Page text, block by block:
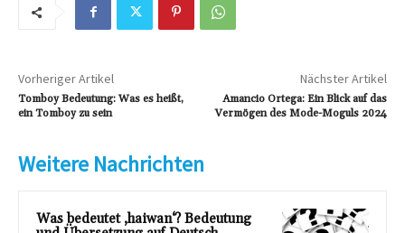
Vorheriger Artikel
Tomboy Bedeutung: Was es heißt,
ein Tomboy zu sein
Nächster Artikel
Amancio Ortega: Ein Blick auf das
Vermögen des Mode-Moguls 2024
Weitere Nachrichten
Was bedeutet ‚haiwan‘? Bedeutung